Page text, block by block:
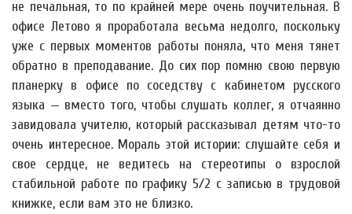
не печальная, то по крайней мере очень поучительная. В
офисе Летово я проработала весьма недолго, поскольку
уже с первых моментов работы поняла, что меня тянет
обратно в преподавание. До сих пор помню свою первую
планерку в офисе по соседству с кабинетом русского
языка — вместо того, чтобы слушать коллег, я отчаянно
завидовала учителю, который рассказывал детям что-то
очень интересное. Мораль этой истории: слушайте себя и
свое сердце, не ведитесь на стереотипы о взрослой
стабильной работе по графику 5/2 с записью в трудовой
книжке, если вам это не близко.